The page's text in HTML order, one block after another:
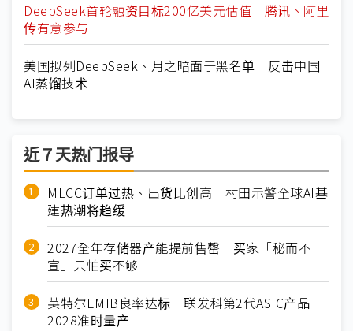
DeepSeek首轮融资目标200亿美元估值 腾讯、阿里
传有意参与
美国拟列DeepSeek、月之暗面于黑名单 反击中国
AI蒸馏技术
近７天热门报导
MLCC订单过热、出货比创高 村田示警全球AI基
建热潮将趋缓
2027全年存储器产能提前售罄 买家「秘而不
宣」只怕买不够
英特尔EMIB良率达标 联发科第2代ASIC产品
2028准时量产